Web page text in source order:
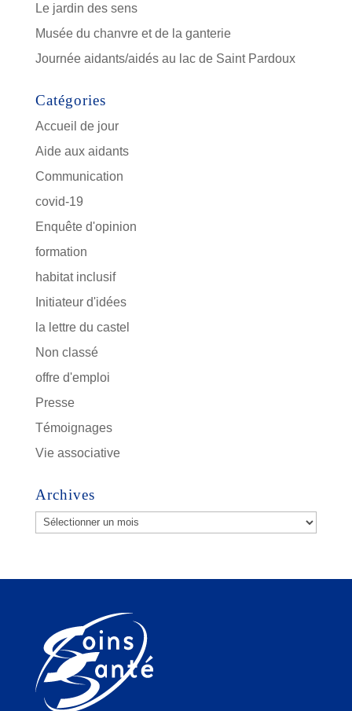
Le jardin des sens
Musée du chanvre et de la ganterie
Journée aidants/aidés au lac de Saint Pardoux
Catégories
Accueil de jour
Aide aux aidants
Communication
covid-19
Enquête d'opinion
formation
habitat inclusif
Initiateur d'idées
la lettre du castel
Non classé
offre d'emploi
Presse
Témoignages
Vie associative
Archives
Archives